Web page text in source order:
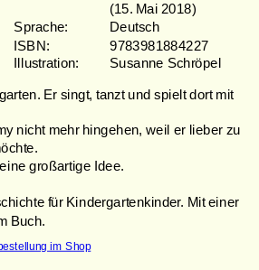
Er singt, tanzt und spielt dort mit
nicht mehr hingehen, weil er lieber zu
großartige Idee.
für Kindergartenkinder. Mit einer
Buch.
(15. Mai 2018)
Sprache: Deutsch
ISBN: 9783981884227
Illustration: Susanne Schröpel